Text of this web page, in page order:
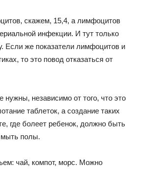
скажем, 15,4, а лимфоцитов
инфекции. И тут только
Если же показатели лимфоцитов и
то это повод отказаться от
нужны, независимо от того, что это
таблеток, а создание таких
где болеет ребенок, должно быть
мыть полы.
чай, компот, морс. Можно